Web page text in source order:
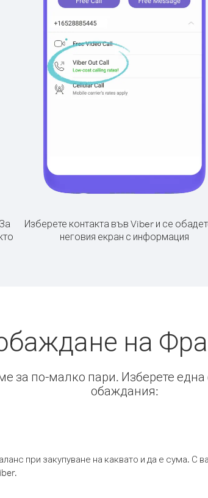
За
Изберете контакта във Viber и се
неговия екран с информация
на
за по-малко пари. Изберете
обаждания:
при закупуване на каквато и да е сума.